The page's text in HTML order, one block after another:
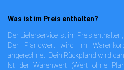
Was ist im Preis enthalten?
Der Lieferservice ist im Preis
Der Pfandwert wird im
angerechnet. Dein Rückpfand wird
Ist der Warenwert (Wert ohne